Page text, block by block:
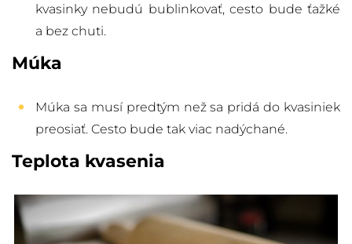
kvasinky nebudú bublinkovať, cesto bude ťažké
a bez chuti.
Múka
Múka sa musí predtým než sa pridá do kvasiniek
preosiať. Cesto bude tak viac nadýchané.
Teplota kvasenia